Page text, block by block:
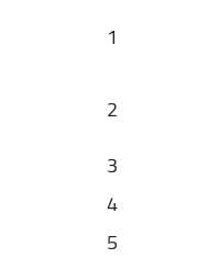
1
2
3
4
5